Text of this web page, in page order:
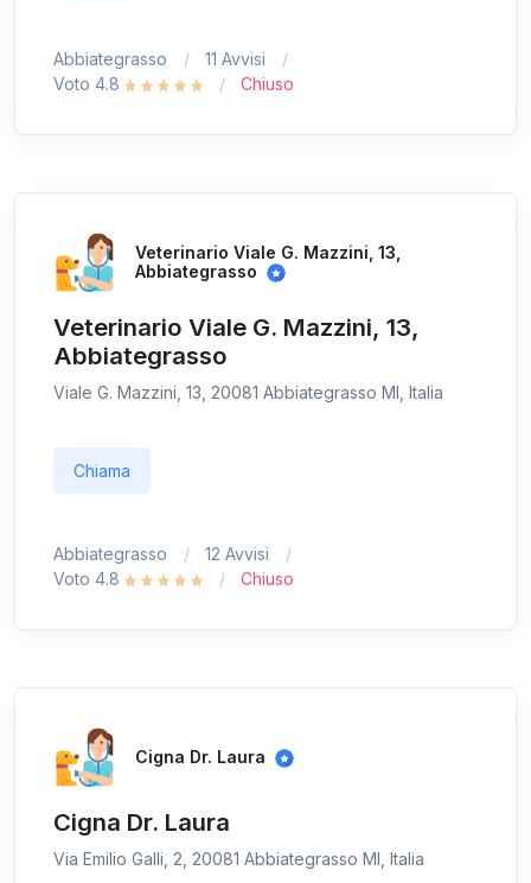
Abbiategrasso
11 Avvisi
Voto 4.8
Chiuso
Veterinario Viale G. Mazzini, 13,
Abbiategrasso
Veterinario Viale G. Mazzini, 13,
Abbiategrasso
Viale G. Mazzini, 13, 20081 Abbiategrasso MI, Italia
Chiama
Abbiategrasso
12 Avvisi
Voto 4.8
Chiuso
Cigna Dr. Laura
Cigna Dr. Laura
Via Emilio Galli, 2, 20081 Abbiategrasso MI, Italia